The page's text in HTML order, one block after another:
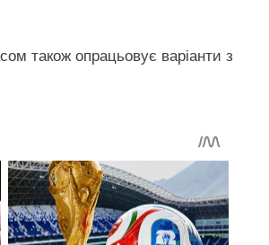
також опрацьовує варіанти з